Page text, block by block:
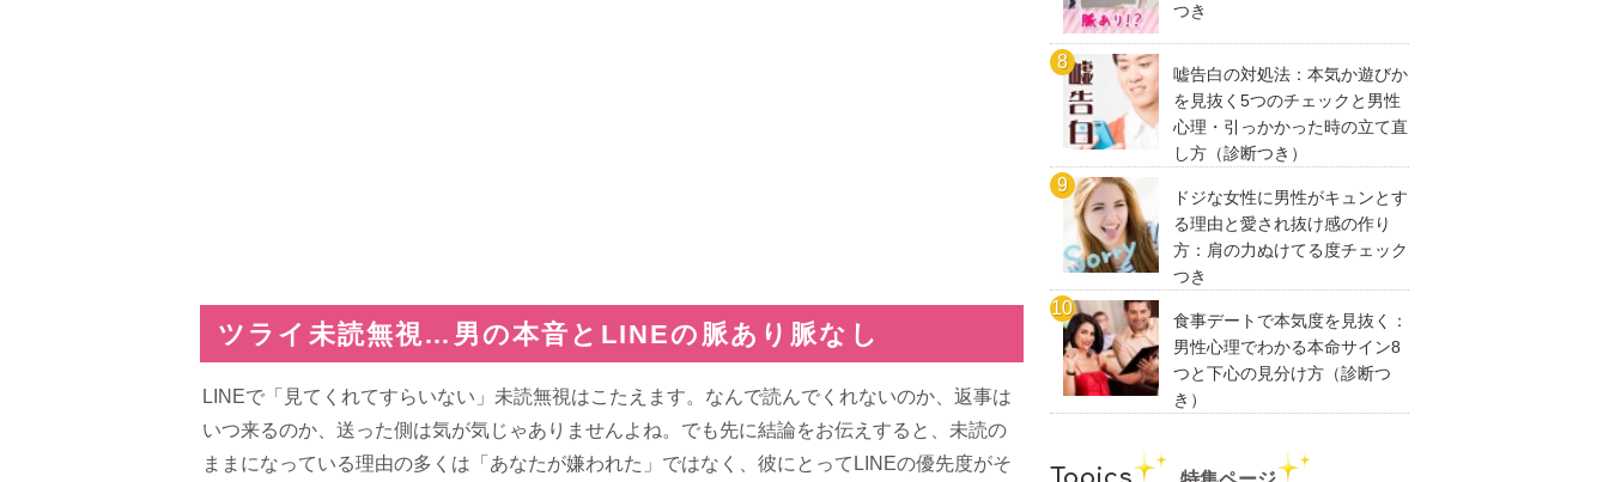
ツライ未読無視…男の本音とLINEの脈あり脈なし
LINEで「見てくれてすらいない」未読無視はこたえます。なんで読んでくれないのか、返事は
いつ来るのか、送った側は気が気じゃありませんよね。でも先に結論をお伝えすると、未読の
ままになっている理由の多くは「あなたが嫌われた」ではなく、彼にとってLINEの優先度がそ
つき
嘘告白の対処法：本気か遊びか
を見抜く5つのチェックと男性
心理・引っかかった時の立て直
し方（診断つき）
ドジな女性に男性がキュンとす
る理由と愛され抜け感の作り
方：肩の力ぬけてる度チェック
つき
食事デートで本気度を見抜く：
男性心理でわかる本命サイン8
つと下心の見分け方（診断つ
き）